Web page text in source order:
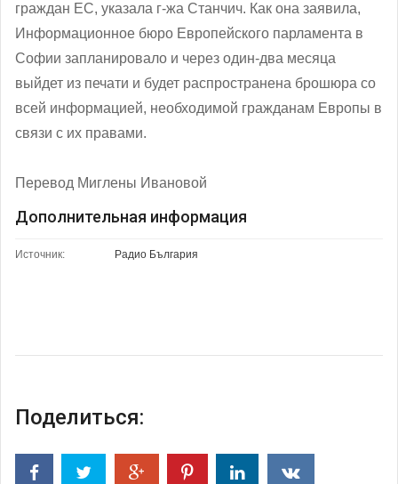
граждан ЕС, указала г-жа Станчич. Как она заявила,
Информационное бюро Европейского парламента в
Софии запланировало и через один-два месяца
выйдет из печати и будет распространена брошюра со
всей информацией, необходимой гражданам Европы в
связи с их правами.
Перевод Миглены Ивановой
Дополнительная информация
Источник: Радио България
Поделиться: